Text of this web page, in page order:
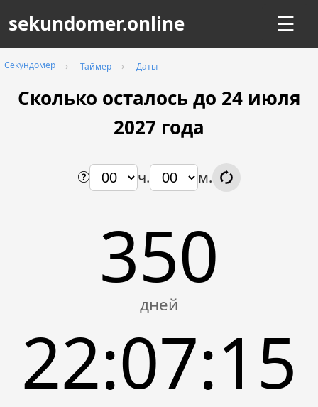
sekundomer.online ☰
Секундомер Таймер Даты
Сколько осталось до 24 июля
2027 года
ч. м.
350
22:07:15